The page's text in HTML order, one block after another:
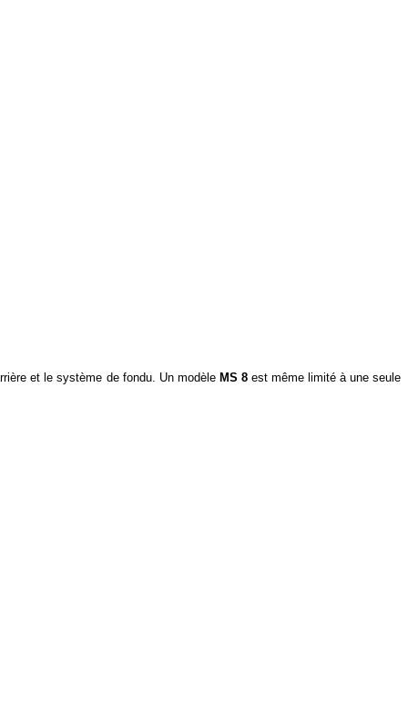
et le système de fondu. Un modèle MS 8est même limité à une seule